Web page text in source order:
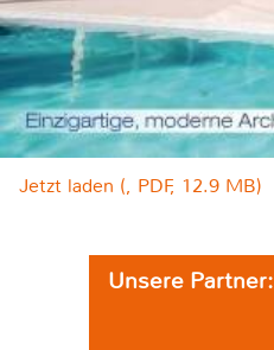
Jetzt laden (, PDF, 12.9 MB)
Unsere Partner: